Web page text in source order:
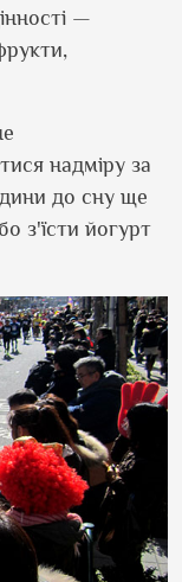
—
надміру за
до сну ще
з'їсти йогурт